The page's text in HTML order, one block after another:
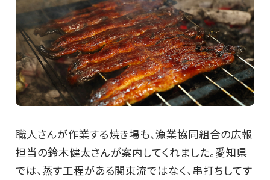
職人さんが作業する焼き場も、漁業協同組合の広報
担当の鈴木健太さんが案内してくれました。愛知県
では、蒸す工程がある関東流ではなく、串打ちしてす